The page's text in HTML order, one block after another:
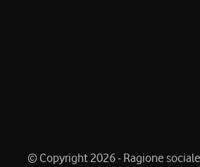
© Copyright 2026 - Ragione